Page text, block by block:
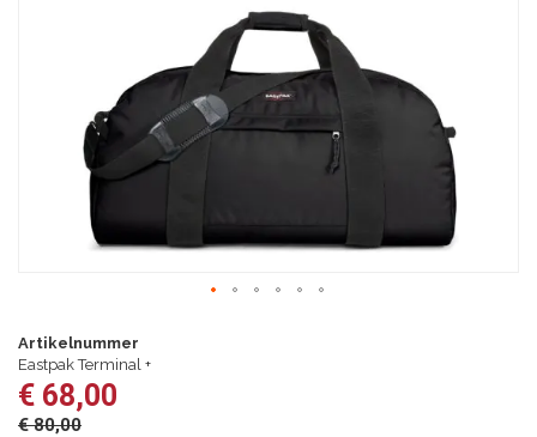
naar
het
begin
van
de
Artikelnummer
Eastpak Terminal +
€ 68,00
€ 80,00